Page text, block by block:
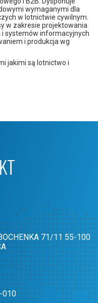
wymaganymi dla
w lotnictwie cywilnym.
w zakresie projektowania
systemów informacyjnych
i produkcja wg
jakimi są lotnictwo i
71/11 55-100
010